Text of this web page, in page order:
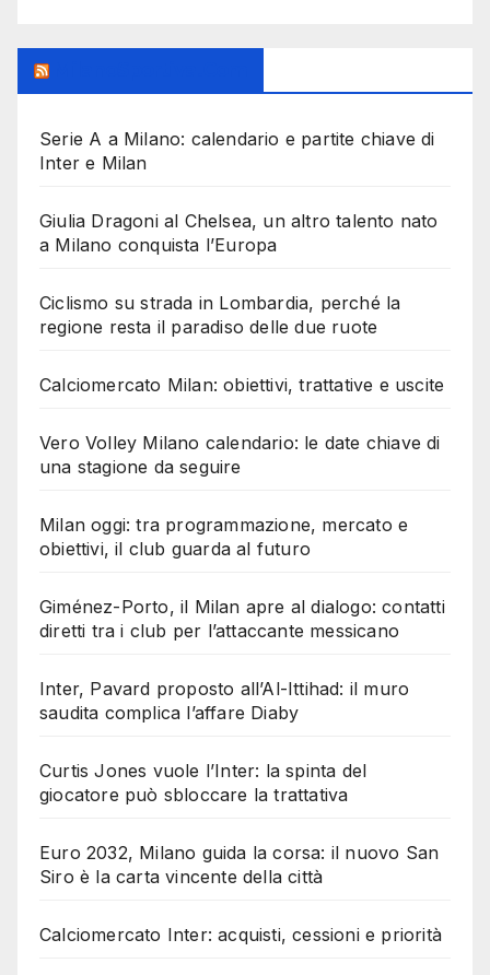
Serie A a Milano: calendario e partite chiave di
Inter e Milan
Giulia Dragoni al Chelsea, un altro talento nato
a Milano conquista l’Europa
Ciclismo su strada in Lombardia, perché la
regione resta il paradiso delle due ruote
Calciomercato Milan: obiettivi, trattative e uscite
Vero Volley Milano calendario: le date chiave di
una stagione da seguire
Milan oggi: tra programmazione, mercato e
obiettivi, il club guarda al futuro
Giménez-Porto, il Milan apre al dialogo: contatti
diretti tra i club per l’attaccante messicano
Inter, Pavard proposto all’Al-Ittihad: il muro
saudita complica l’affare Diaby
Curtis Jones vuole l’Inter: la spinta del
giocatore può sbloccare la trattativa
Euro 2032, Milano guida la corsa: il nuovo San
Siro è la carta vincente della città
Calciomercato Inter: acquisti, cessioni e priorità